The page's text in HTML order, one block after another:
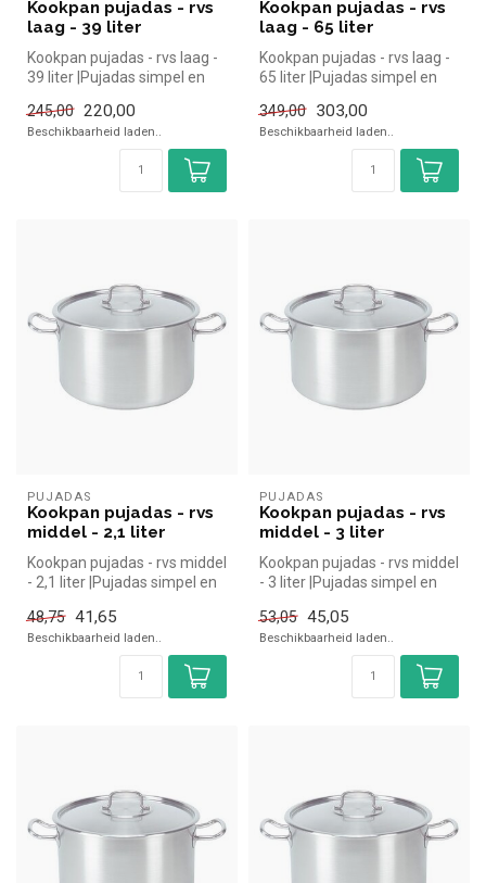
Kookpan pujadas - rvs
laag - 39 liter
Kookpan pujadas - rvs laag -
39 liter |Pujadas simpel en
245,00 220,00
Beschikbaarheid laden..
Kookpan pujadas - rvs
laag - 65 liter
Kookpan pujadas - rvs laag -
65 liter |Pujadas simpel en
349,00
303,00
Beschikbaarheid laden..
PUJADAS
Kookpan pujadas - rvs
middel - 2,1 liter
Kookpan pujadas - rvs middel
- 2,1 liter |Pujadas simpel en
48,75 41,65
Beschikbaarheid laden..
PUJADAS
Kookpan pujadas - rvs
middel - 3 liter
Kookpan pujadas - rvs middel
- 3 liter |Pujadas simpel en
53,05 45,05
Beschikbaarheid laden..